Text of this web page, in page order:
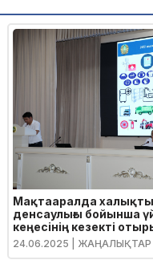
Мақтааралда
денсаулығы бойынша
кеңесінің кезекті
24.06.2025 | ЖАҢАЛЫҚТАР